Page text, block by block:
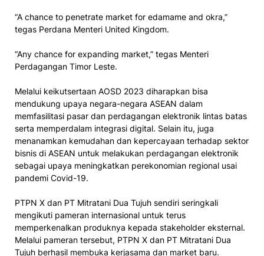
“A chance to penetrate market for edamame and okra,”
tegas Perdana Menteri United Kingdom.
“Any chance for expanding market,” tegas Menteri
Perdagangan Timor Leste.
Melalui keikutsertaan AOSD 2023 diharapkan bisa
mendukung upaya negara-negara ASEAN dalam
memfasilitasi pasar dan perdagangan elektronik lintas batas
serta memperdalam integrasi digital. Selain itu, juga
menanamkan kemudahan dan kepercayaan terhadap sektor
bisnis di ASEAN untuk melakukan perdagangan elektronik
sebagai upaya meningkatkan perekonomian regional usai
pandemi Covid-19.
PTPN X dan PT Mitratani Dua Tujuh sendiri seringkali
mengikuti pameran internasional untuk terus
memperkenalkan produknya kepada stakeholder eksternal.
Melalui pameran tersebut, PTPN X dan PT Mitratani Dua
Tujuh berhasil membuka kerjasama dan market baru.